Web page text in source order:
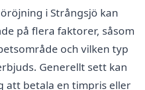
i Strångsjö kan
på flera faktorer, såsom
och vilken typ
Generellt sett kan
att betala en timpris eller